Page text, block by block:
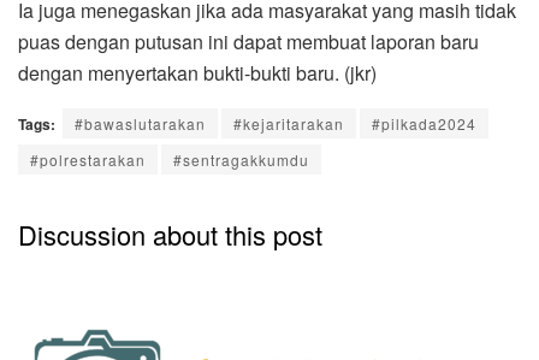
Ia juga menegaskan jika ada masyarakat yang masih tidak
puas dengan putusan ini dapat membuat laporan baru
dengan menyertakan bukti-bukti baru. (jkr)
Tags: #bawaslutarakan #kejaritarakan
#pilkada2024
#polrestarakan
#sentragakkumdu
Discussion about this post